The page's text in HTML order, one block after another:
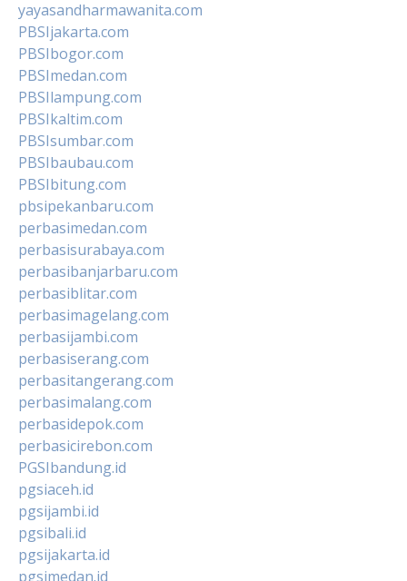
yayasandharmawanita.com
PBSIjakarta.com
PBSIbogor.com
PBSImedan.com
PBSIlampung.com
PBSIkaltim.com
PBSIsumbar.com
PBSIbaubau.com
PBSIbitung.com
pbsipekanbaru.com
perbasimedan.com
perbasisurabaya.com
perbasibanjarbaru.com
perbasiblitar.com
perbasimagelang.com
perbasijambi.com
perbasiserang.com
perbasitangerang.com
perbasimalang.com
perbasidepok.com
perbasicirebon.com
PGSIbandung.id
pgsiaceh.id
pgsijambi.id
pgsibali.id
pgsijakarta.id
pgsimedan.id